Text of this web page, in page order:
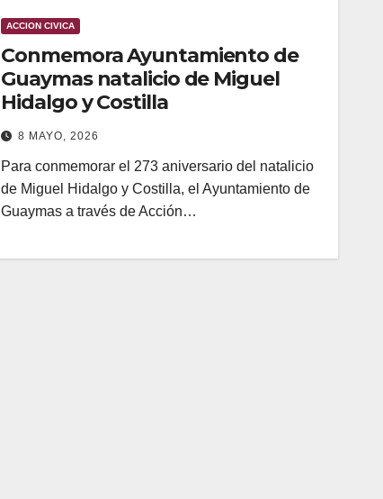
ACCION CIVICA
Conmemora Ayuntamiento de
Guaymas natalicio de Miguel
Hidalgo y Costilla
8 MAYO, 2026
Para conmemorar el 273 aniversario del natalicio
de Miguel Hidalgo y Costilla, el Ayuntamiento de
Guaymas a través de Acción…